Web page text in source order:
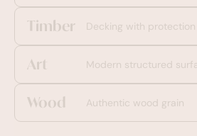
Timber Decking with protection
Art Modern structured
Wood Authentic wood grain